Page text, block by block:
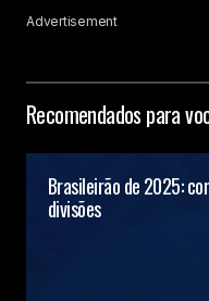
Advertisement
Recomendados para
Brasileirão de 2025:
divisões